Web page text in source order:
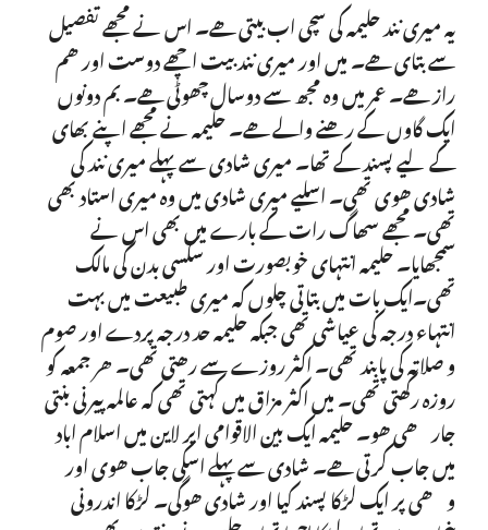
یہ میری نند حلیمہ کی سچی اب بیتی ھے۔ اس نے مجھے تفصیل
سے بتای ھے۔ میں اور میری نند بیت اچھے دوست اور ھم
راز ھے۔ عمر میں وہ مجھ سے دوسال چھوٹی ھے۔ بم دونوں
ایک گاوں کے رھنے والے ھے۔ حلیمہ نے مجھے اپنے بھای
کے لیے پسند کے تھا۔ میری شادی سے پہلے میری نند کی
شادی ھوی تھی۔ اسلیے میری شادی میں وہ میری استاد بھی
تھی۔ مجھے سھاگ رات کے بارے میں بھی اس نے
سمجھایا۔ حلیمہ انتہای خوبصورت اور سکسی بدن کی مالک
تھی۔ایک بات میں بتاتی چلوں کہ میری طبیعت میں بہت
انتہاء درجہ کی عیاشی تھی جبکہ حلیمہ حد درجہ پردے اور صوم
و صلاتہ کی پابند تھی۔ اکثر روزے سے رھتی تھی۔ ھر جمعہ کو
روزہ رکھتی تھی۔ میں اکثر مزاق میں کہتی تھی کہ عالمہ پیرنی بنتی
جارھی ھو۔ حلیمہ ایک بین الاقوامی ایر لاین میں اسلام اباد
میں جاب کرتی ھے۔ شادی سے پہلے اسکی جاب ھوی اور
وھی پر ایک لڑکا پسند کیا اور شادی ھوگی۔ لڑکا اندرونی